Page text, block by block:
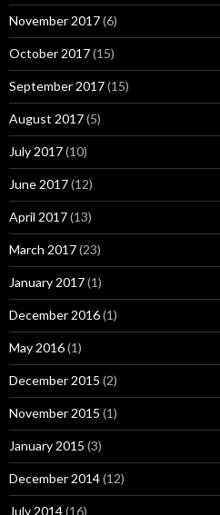
November 2017(6)
October 2017(15)
September 2017(15)
August 2017(5)
July 2017(10)
June 2017(12)
April 2017(13)
March 2017(23)
January 2017(1)
December 2016(1)
May 2016(1)
December 2015 (2)
November 2015 (1)
January 2015 (3)
December 2014(12)
July 2014(16)